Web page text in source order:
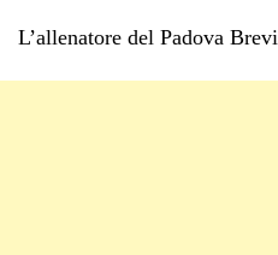
L’allenatore del Padova Brevi